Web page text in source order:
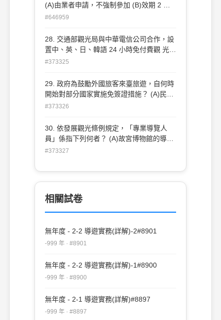
(A)由業者申請，不強制參加 (B)效期 2 年
#646959
28. 交通部觀光局與中華電信公司合作，設
置中、英、日、韓語 24 小時免付費觀 光諮
詢熱線（call center），其電話號碼為：
(C)0800011765 (D)0800011567
#373325
29. 政府為鼓勵外國旅客來臺旅遊，自何時
開始對部分國家實施免簽證措施？ (A)民國
82 年 1 月 1 日 (C)民國 84 年 1 月 1 日
月 1 日
#373326
30. 依發展觀光條例規定，「專業導覽人
員」係指下列何者？ (A)故宮博物館的導覽
人員 (C)節慶展覽會的引導人員 (B)國家風
的解說專業人員
#373327
相關試卷
無年度 - 2-2 導遊實務(詳解)-2#8901
-999 年 · #8901
無年度 - 2-2 導遊實務(詳解)-1#8900
-999 年 · #8900
無年度 - 2-1 導遊實務(詳解)#8897
-999 年 · #8897